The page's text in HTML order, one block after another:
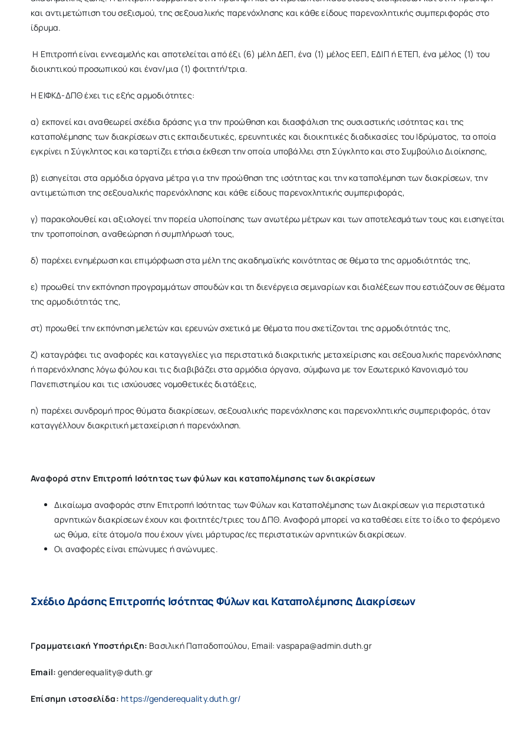
και αντιμετώπιση του σεξισμού, της σεξουαλικής παρενόχλησης και κάθε είδους παρενοχλητικής συμπεριφοράς στο
ίδρυμα.
Η Επιτροπή είναι εννεαμελής και αποτελείται από έξι (6) μέλη ΔΕΠ, ένα (1) μέλος ΕΕΠ, ΕΔΙΠ ή ΕΤΕΠ, ένα μέλος (1) του
διοικητικού προσωπικού και έναν/μια (1) φοιτητή/τρια.
Η ΕΙΦΚΔ-ΔΠΘ έχει τις εξής αρμοδιότητες:
α) εκπονεί και αναθεωρεί σχέδια δράσης για την προώθηση και διασφάλιση της ουσιαστικής ισότητας και της
καταπολέμησης των διακρίσεων στις εκπαιδευτικές, ερευνητικές και διοικητικές διαδικασίες του Ιδρύματος, τα οποία
εγκρίνει η Σύγκλητος και καταρτίζει ετήσια έκθεση την οποία υποβάλλει στη Σύγκλητο και στο Συμβούλιο Διοίκησης,
β) εισηγείται στα αρμόδια όργανα μέτρα για την προώθηση της ισότητας και την καταπολέμηση των διακρίσεων, την
αντιμετώπιση της σεξουαλικής παρενόχλησης και κάθε είδους παρενοχλητικής συμπεριφοράς,
γ) παρακολουθεί και αξιολογεί την πορεία υλοποίησης των ανωτέρω μέτρων και των αποτελεσμάτων τους και εισηγείται
την τροποποίηση, αναθεώρηση ή συμπλήρωσή τους,
δ) παρέχει ενημέρωση και επιμόρφωση στα μέλη της ακαδημαϊκής κοινότητας σε θέματα της αρμοδιότητάς της,
ε) προωθεί την εκπόνηση προγραμμάτων σπουδών και τη διενέργεια σεμιναρίων και διαλέξεων που εστιάζουν σε θέματα
της αρμοδιότητάς της,
στ) προωθεί την εκπόνηση μελετών και ερευνών σχετικά με θέματα που σχετίζονται της αρμοδιότητάς της,
ζ) καταγράφει τις αναφορές και καταγγελίες για περιστατικά διακριτικής μεταχείρισης και σεξουαλικής παρενόχλησης
ή παρενόχλησης λόγω φύλου και τις διαβιβάζει στα αρμόδια όργανα, σύμφωνα με τον Εσωτερικό Κανονισμό του
Πανεπιστημίου και τις ισχύουσες νομοθετικές διατάξεις,
η) παρέχει συνδρομή προς θύματα διακρίσεων, σεξουαλικής παρενόχλησης και παρενοχλητικής συμπεριφοράς, όταν
καταγγέλλουν διακριτική μεταχείριση ή παρενόχληση.
Αναφορά στην Επιτροπή Ισότητας των φύλων και καταπολέμησης των διακρίσεων
Δικαίωμα αναφοράς στην Επιτροπή Ισότητας των Φύλων και Καταπολέμησης των Διακρίσεων για περιστατικά
αρνητικών διακρίσεων έχουν και φοιτητές/τριες του ΔΠΘ. Αναφορά μπορεί να καταθέσει είτε το ίδιο το φερόμενο
ως θύμα, είτε άτομο/α που έχουν γίνει μάρτυρας/ες περιστατικών αρνητικών διακρίσεων.
Οι αναφορές είναι επώνυμες ή ανώνυμες.
Σχέδιο Δράσης Επιτροπής Ισότητας Φύλων και Καταπολέμησης Διακρίσεων
Γραμματειακή Υποστήριξη: Βασιλική Παπαδοπούλου, Email: vaspapa@admin.duth.gr
Email:genderequality@duth.gr
Επίσημη ιστοσελίδα: https://genderequality.duth.gr/